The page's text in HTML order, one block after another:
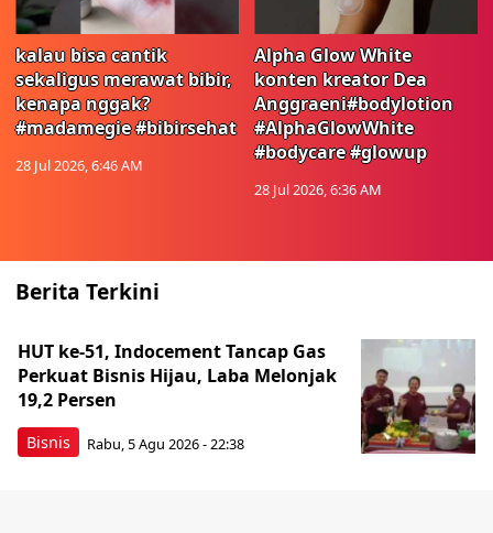
kalau bisa cantik
sekaligus merawat bibir,
kenapa nggak?
#madamegie #bibirsehat
28 Jul 2026, 6:46 AM
Alpha Glow White
konten kreator Dea
Anggraeni#bodylotion
#AlphaGlowWhite
#bodycare #glowup
28 Jul 2026, 6:36 AM
Berita Terkini
Bisnis
HUT ke-51, Indocement Tancap Gas
Perkuat Bisnis Hijau, Laba Melonjak
19,2 Persen
Rabu, 5 Agu 2026 - 22:38